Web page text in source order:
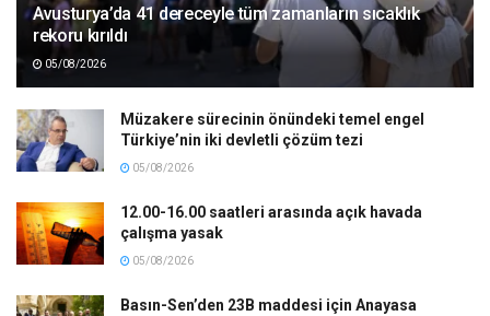
Avusturya’da 41 dereceyle tüm zamanların sıcaklık
rekoru kırıldı
05/08/2026
Müzakere sürecinin önündeki temel engel
Türkiye’nin iki devletli çözüm tezi
05/08/2026
12.00-16.00 saatleri arasında açık havada
çalışma yasak
05/08/2026
Basın-Sen’den 23B maddesi için Anayasa